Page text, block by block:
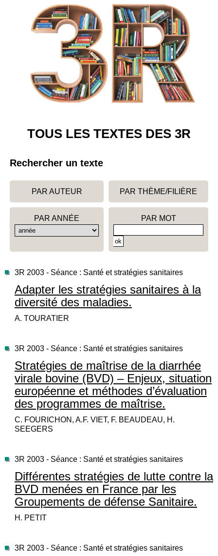
TOUS LES TEXTES DES 3R
Rechercher un texte
PAR AUTEUR PAR THÈME/FILIÈRE
PAR ANNÉE PAR MOT
3R 2003 - Séance : Santé et stratégies sanitaires
Adapter les stratégies sanitaires à la
diversité des maladies.
A. TOURATIER
3R 2003 - Séance : Santé et stratégies sanitaires
Stratégies de maîtrise de la diarrhée
virale bovine (BVD) – Enjeux, situation
européenne et méthodes d’évaluation
des programmes de maîtrise.
C. FOURICHON, A.F. VIET, F. BEAUDEAU, H.
SEEGERS
3R 2003 - Séance : Santé et stratégies sanitaires
Différentes stratégies de lutte contre la
BVD menées en France par les
Groupements de défense Sanitaire.
H. PETIT
3R 2003 - Séance : Santé et stratégies sanitaires